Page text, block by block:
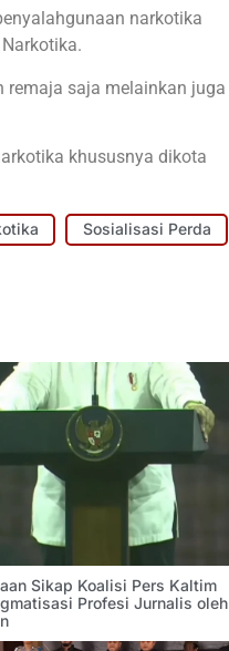
narkotika
remaja saja melainkan juga
khususnya dikota
Sosialisasi Perda
Sikap Koalisi Pers Kaltim
Profesi Jurnalis oleh